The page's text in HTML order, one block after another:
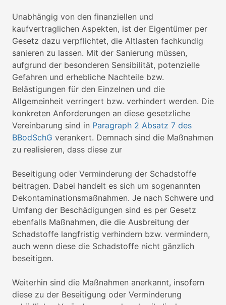
Unabhängig von den finanziellen und
kaufvertraglichen Aspekten, ist der Eigentümer per
Gesetz dazu verpflichtet, die Altlasten fachkundig
sanieren zu lassen. Mit der Sanierung müssen,
aufgrund der besonderen Sensibilität, potenzielle
Gefahren und erhebliche Nachteile bzw.
Belästigungen für den Einzelnen und die
Allgemeinheit verringert bzw. verhindert werden. Die
konkreten Anforderungen an diese gesetzliche
Vereinbarung sind in Paragraph 2 Absatz 7 des
BBodSchG verankert. Demnach sind die Maßnahmen
zu realisieren, dass diese zur
Beseitigung oder Verminderung der Schadstoffe
beitragen. Dabei handelt es sich um sogenannten
Dekontaminationsmaßnahmen. Je nach Schwere und
Umfang der Beschädigungen sind es per Gesetz
ebenfalls Maßnahmen, die die Ausbreitung der
Schadstoffe langfristig verhindern bzw. vermindern,
auch wenn diese die Schadstoffe nicht gänzlich
beseitigen.
Weiterhin sind die Maßnahmen anerkannt, insofern
diese zu der Beseitigung oder Verminderung